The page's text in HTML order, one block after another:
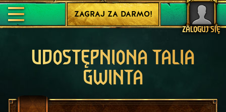
ZALOGUJ SIĘ
ZAGRAJ ZA DARMO!
UDOSTĘPNIONA TALIA
GWINTA